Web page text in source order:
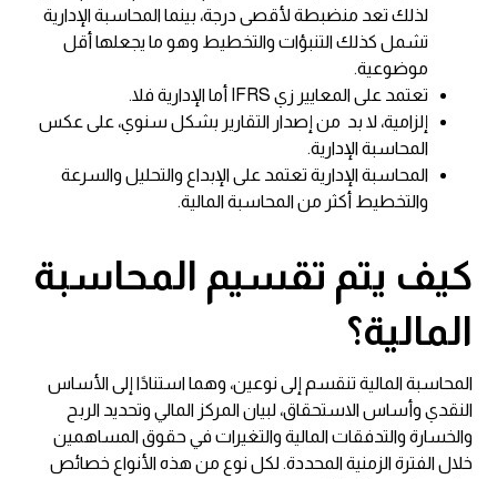
لذلك تعد منضبطة لأقصى درجة، بينما المحاسبة الإدارية
تشمل كذلك التنبؤات والتخطيط وهو ما يجعلها أقل
موضوعية.
تعتمد على المعايير زي IFRS أما الإدارية فلا.
إلزامية، لا بد من إصدار التقارير بشكل سنوي، على عكس
المحاسبة الإدارية.
المحاسبة الإدارية تعتمد على الإبداع والتحليل والسرعة
والتخطيط أكثر من المحاسبة المالية.
كيف يتم تقسيم المحاسبة
المالية؟
المحاسبة المالية تنقسم إلى نوعين، وهما استنادًا إلى الأساس
النقدي وأساس الاستحقاق، لبيان المركز المالي وتحديد الربح
والخسارة والتدفقات المالية والتغيرات في حقوق المساهمين
خلال الفترة الزمنية المحددة. لكل نوع من هذه الأنواع خصائص